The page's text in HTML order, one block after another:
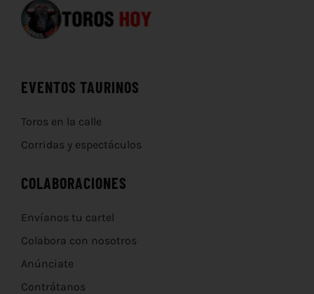
EVENTOS TAURINOS
Toros en la calle
Corridas y espectáculos
COLABORACIONES
Envíanos tu cartel
Colabora con nosotros
Anúnciate
Contrátanos